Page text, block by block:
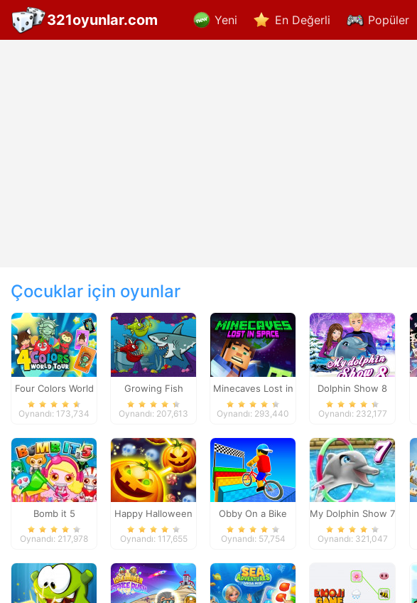
321oyunlar.com Yeni En Değerli Popüler
Çocuklar için oyunlar
Four Colors World
Tour
Oynandı: 173,734
Growing Fish
Oynandı: 207,613
Minecaves Lost in
Space
Oynandı: 293,440
Dolphin Show 8
Oynandı: 232,177
Bomb it 5
Oynandı: 217,978
Happy Halloween
Oynandı: 117,655
Obby On a Bike
Oynandı: 57,754
My Dolphin Show 7
Oynandı: 321,047